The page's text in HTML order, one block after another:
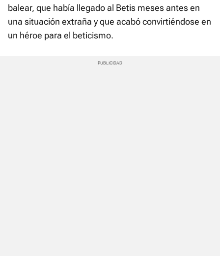
balear, que había llegado al Betis meses antes en
una situación extraña y que acabó convirtiéndose en
un héroe para el beticismo.